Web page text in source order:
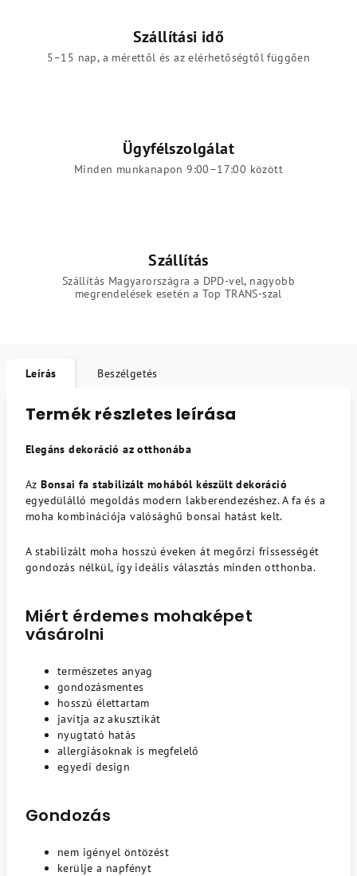
Szállítási idő
5–15 nap, a mérettől és az elérhetőségtől függően
Ügyfélszolgálat
Minden munkanapon 9:00–17:00 között
Szállítás
Szállítás Magyarországra a DPD-vel, nagyobb
megrendelések esetén a Top TRANS-szal
Leírás Beszélgetés
Termék részletes leírása
Elegáns dekoráció az otthonába
AzBonsai fa stabilizált mohából készült dekoráció
egyedülálló megoldás modern lakberendezéshez. A fa és a
moha kombinációja valósághű bonsai hatást kelt.
A stabilizált moha hosszú éveken át megőrzi frissességét
gondozás nélkül, így ideális választás minden otthonba.
Miért érdemes mohaképet
vásárolni
természetes anyag
gondozásmentes
hosszú élettartam
javítja az akusztikát
nyugtató hatás
allergiásoknak is megfelelő
egyedi design
Gondozás
nem igényel öntözést
kerülje a napfényt